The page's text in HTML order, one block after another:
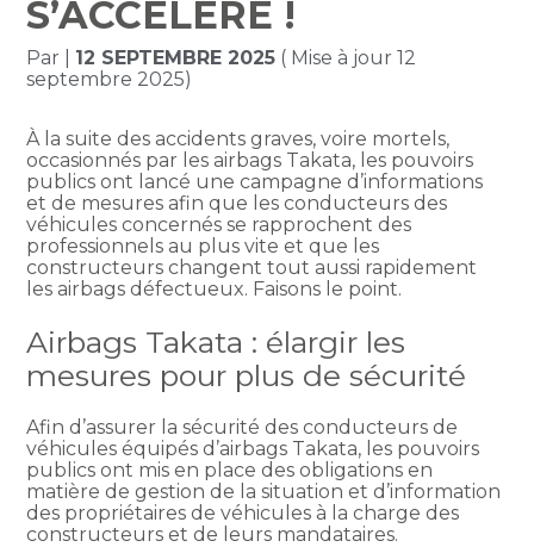
S’ACCÉLÈRE !
Par 12 SEPTEMBRE 2025 ( Mise à jour 12
septembre 2025)
À la suite des accidents graves, voire mortels,
occasionnés par les airbags Takata, les pouvoirs
publics ont lancé une campagne d’informations
et de mesures afin que les conducteurs des
véhicules concernés se rapprochent des
professionnels au plus vite et que les
constructeurs changent tout aussi rapidement
les airbags défectueux. Faisons le point.
Airbags Takata : élargir les
mesures pour plus de sécurité
Afin d’assurer la sécurité des conducteurs de
véhicules équipés d’airbags Takata, les pouvoirs
publics ont mis en place des obligations en
matière de gestion de la situation et d’information
des propriétaires de véhicules à la charge des
constructeurs et de leurs mandataires.